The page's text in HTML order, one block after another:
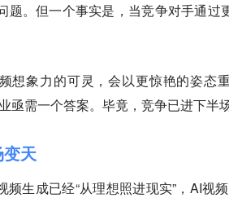
题。但一个事实是，当竞争对手通过
想象力的可灵，会以更惊艳的姿态
亟需一个答案。毕竟，竞争已进下半
天
频生成已经“从理想照进现实”，AI视